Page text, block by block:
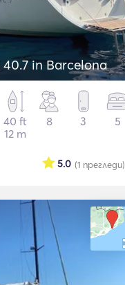
in Barcelona
40 ft
12 m
8 3 5
(1 прегледи)
5.0